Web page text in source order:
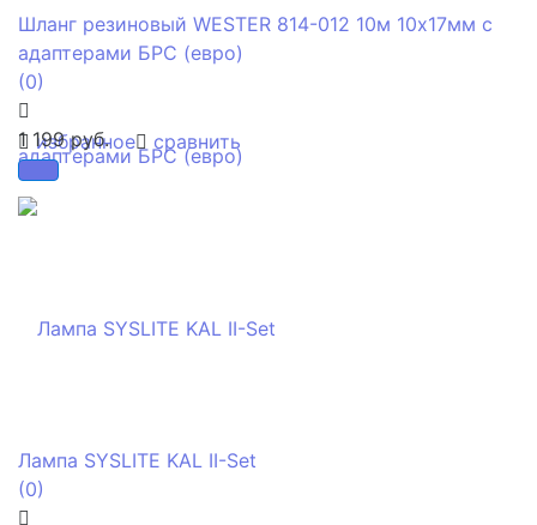
избранное сравнить
Шланг резиновый WESTER 814-012 10м 10x17мм с
адаптерами БРС (евро)
(0)
1 199 руб.
Лампа SYSLITE KAL II-Set
(0)